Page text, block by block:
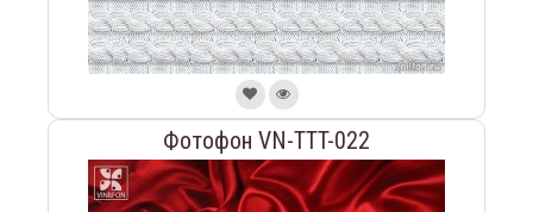
Фотофон VN-TTT-022